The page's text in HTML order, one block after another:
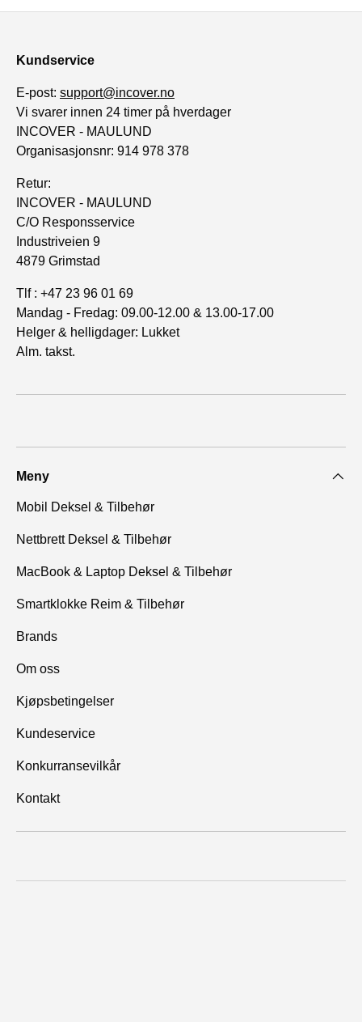
Kundservice
E-post: support@incover.no
Vi svarer innen 24 timer på hverdager
INCOVER - MAULUND
Organisasjonsnr: 914 978 378
Retur:
INCOVER - MAULUND
C/O Responsservice
Industriveien 9
4879 Grimstad
Tlf : +47 23 96 01 69
Mandag - Fredag: 09.00-12.00 & 13.00-17.00
Helger & helligdager: Lukket
Alm. takst.
Meny
Mobil Deksel & Tilbehør
Nettbrett Deksel & Tilbehør
MacBook & Laptop Deksel & Tilbehør
Smartklokke Reim & Tilbehør
Brands
Om oss
Kjøpsbetingelser
Kundeservice
Konkurransevilkår
Kontakt